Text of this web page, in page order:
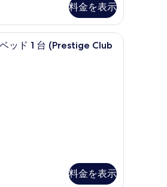
料金を表示
ッド 1 台 (Prestige Club
料金を表示